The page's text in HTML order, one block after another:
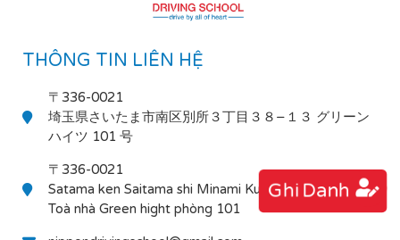
Ghi Danh
THÔNG TIN LIÊN HỆ
〒336-0021
埼玉県さいたま市南区別所３丁目３８−１３ グリーン
ハイツ 101 号
〒336-0021
Satama ken Saitama shi Minami Ku Bessho 3-38-13
Toà nhà Green hight phòng 101